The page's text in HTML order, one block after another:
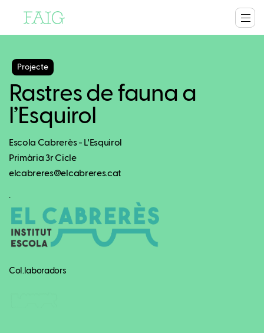
Projecte
Rastres de fauna a
l’Esquirol
Escola Cabrerès - L'Esquirol
Primària 3r Cicle
elcabreres@elcabreres.cat
.
Col.laboradors